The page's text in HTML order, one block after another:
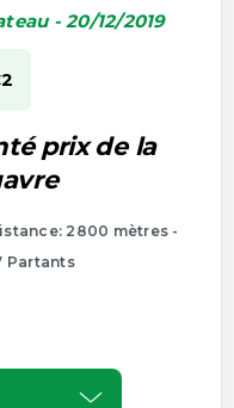
- 20/12/2019
prix de la
2800 mètres -
Partants